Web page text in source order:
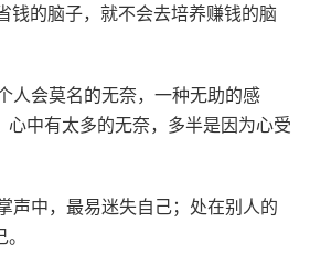
钱的脑子，就不会去培养赚钱的脑
人会莫名的无奈，一种无助的感
心中有太多的无奈，多半是因为心受
声中，最易迷失自己；处在别人的